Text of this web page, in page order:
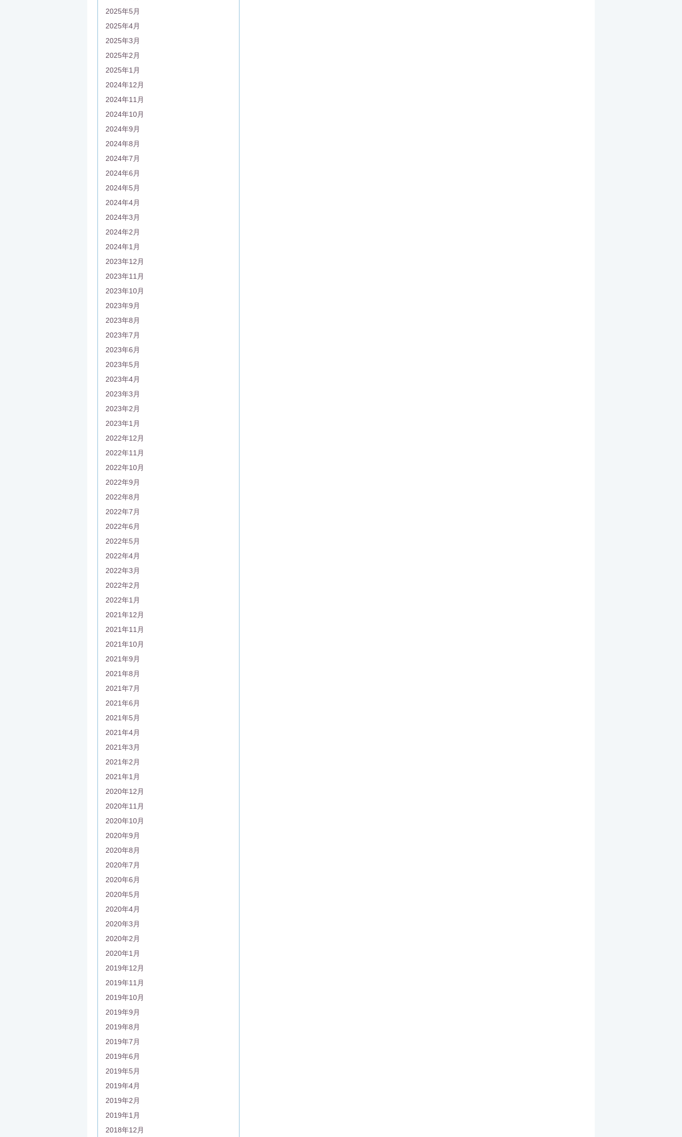
2025年5月
2025年4月
2025年3月
2025年2月
2025年1月
2024年12月
2024年11月
2024年10月
2024年9月
2024年8月
2024年7月
2024年6月
2024年5月
2024年4月
2024年3月
2024年2月
2024年1月
2023年12月
2023年11月
2023年10月
2023年9月
2023年8月
2023年7月
2023年6月
2023年5月
2023年4月
2023年3月
2023年2月
2023年1月
2022年12月
2022年11月
2022年10月
2022年9月
2022年8月
2022年7月
2022年6月
2022年5月
2022年4月
2022年3月
2022年2月
2022年1月
2021年12月
2021年11月
2021年10月
2021年9月
2021年8月
2021年7月
2021年6月
2021年5月
2021年4月
2021年3月
2021年2月
2021年1月
2020年12月
2020年11月
2020年10月
2020年9月
2020年8月
2020年7月
2020年6月
2020年5月
2020年4月
2020年3月
2020年2月
2020年1月
2019年12月
2019年11月
2019年10月
2019年9月
2019年8月
2019年7月
2019年6月
2019年5月
2019年4月
2019年2月
2019年1月
2018年12月